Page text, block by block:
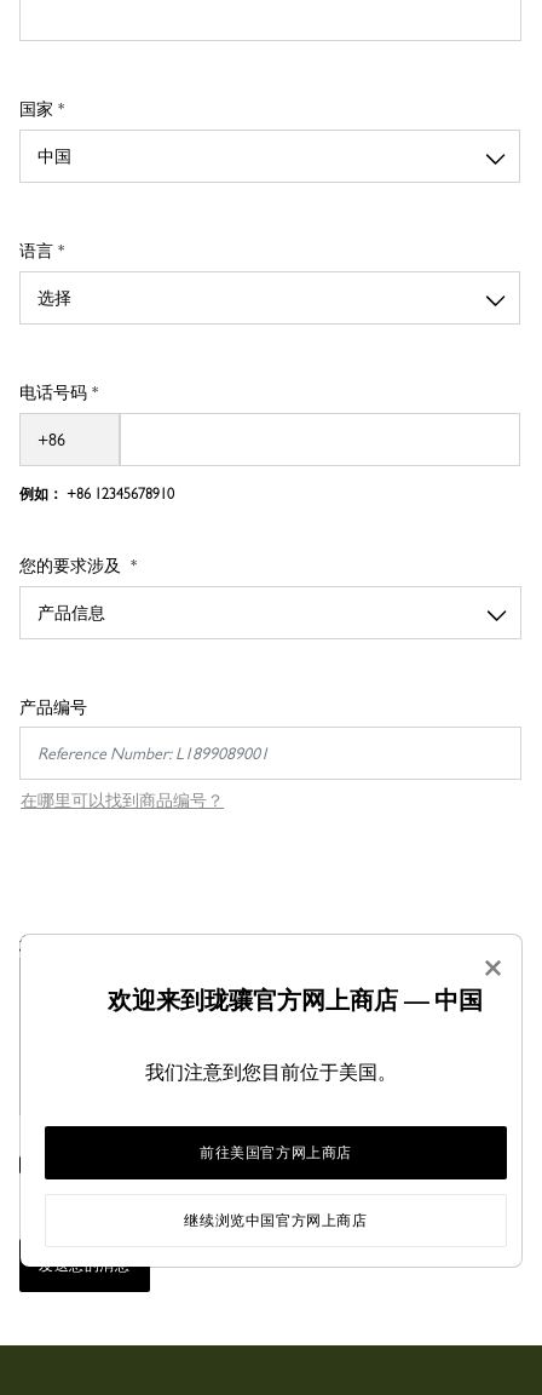
国家 *
语言 *
电话号码 *
例如： +86 12345678910
您的要求涉及
产品编号
在哪里可以找到商品编号？
您的消息 *
勾选此框即意味您确认已阅读《个人数据政策》并接受 Longchamp 根据
《个人数据政策》要求，仅出于管理您的请求之目的，收集和处理这些数
发送您的消息
×
欢迎来到珑骧官方网上商店 — 中国
我们注意到您目前位于美国。
前往美国官方网上商店
继续浏览中国官方网上商店